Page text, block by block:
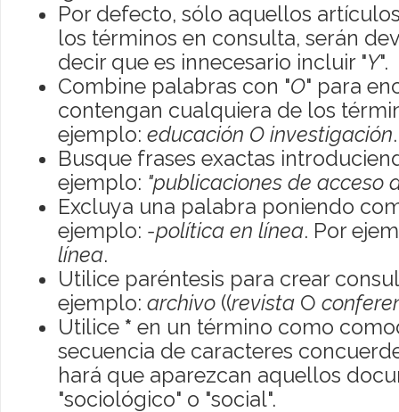
Por defecto, sólo aquellos
los términos en consulta, serán
decir que es innecesario incluir "Y".
Combine palabras con "O" para
contengan cualquiera de los
ejemplo: educación O investigación.
Busque frases exactas
ejemplo: "publicaciones de acceso
Excluya una palabra poniendo
ejemplo: -política en línea. Por
línea.
Utilice paréntesis para crear
ejemplo: archivo((revistaO
Utilice * en un término como
secuencia de caracteres
hará que aparezcan aquellos
"sociológico" o "social".